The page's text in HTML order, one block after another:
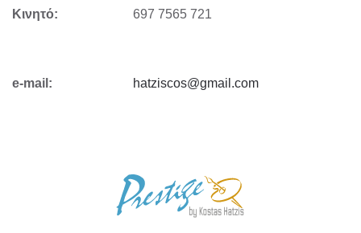
Κινητό: 697 7565 721
e-mail: hatziscos@gmail.com